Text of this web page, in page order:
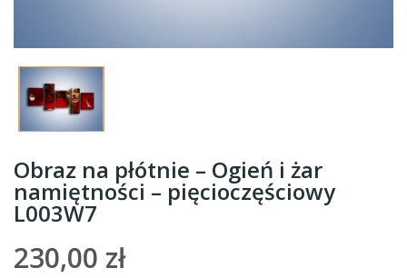
Obraz na płótnie – Ogień i żar
namiętności – pięcioczęściowy
L003W7
230,00 zł